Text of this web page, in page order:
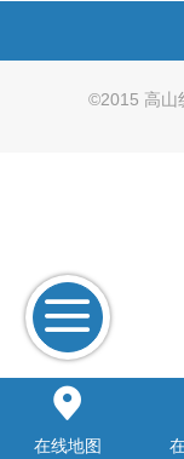
©2015 高山
在线地图